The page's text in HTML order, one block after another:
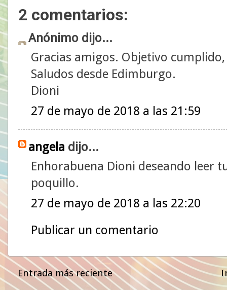
2 comentarios:
Anónimo dijo...
Gracias amigos. Objetivo
Saludos desde Edimburgo.
Dioni
27 de mayo de 2018 a las 21:59
angela dijo...
Enhorabuena Dioni deseando leer
poquillo.
27 de mayo de 2018 a las 22:20
Publicar un comentario
Entrada más reciente